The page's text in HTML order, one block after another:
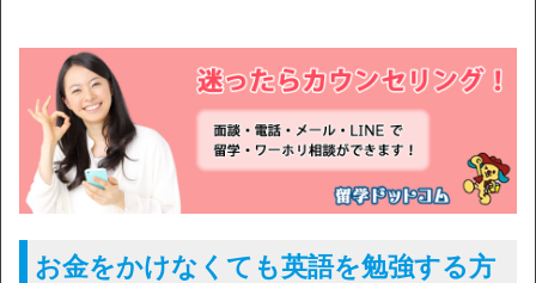
お金をかけなくても英語を勉強する方